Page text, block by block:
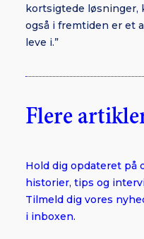
kortsigtede løsninger,
også i fremtiden er et
leve i.”
Flere
Hold dig opdateret på
historier, tips og
Tilmeld dig vores
i inboxen.